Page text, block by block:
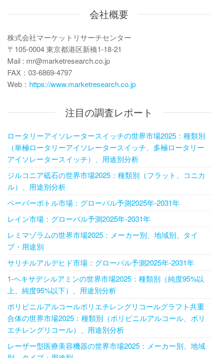
ン 会社概要
株式会社マーケットリサーチセンター
〒105-0004 東京都港区新橋1-18-21
Mail : mr@marketresearch.co.jp
FAX：03-6869-4797
Web： https://www.marketresearch.co.jp
注目の調査レポート
ロータリーアイソレータースイッチの世界市場2025：種類別
（単極ロータリーアイソレータースイッチ、多極ロータリー
アイソレータースイッチ）、用途別分析
ジルコニア砥石の世界市場2025：種類別（フラット、コニカ
ル）、用途別分析
ペーパーボトル市場：グローバル予測2025年-2031年
レイン市場：グローバル予測2025年-2031年
レミマゾラムの世界市場2025：メーカー別、地域別、タイ
プ・用途別
サリチルアルデヒド市場：グローバル予測2025年-2031年
1-ヘキサデシルアミンの世界市場2025：種類別（純度95%以
上、純度95%以下）、用途別分析
ポリビニルアルコールポリエチレングリコールグラフト共重
合体の世界市場2025：種類別（ポリビニルアルコール、ポリ
エチレングリコール）、用途別分析
レーザー型医療美容機器の世界市場2025：メーカー別、地域